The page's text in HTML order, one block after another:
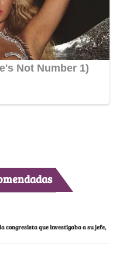
congresista que investigaba a su jefe,